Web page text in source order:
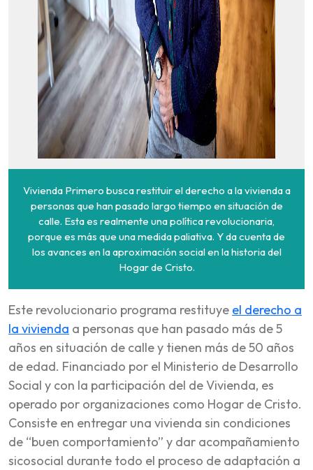
Vivienda Primero busca restituir el derecho a la vivienda a
personas que han pasado largo tiempo en situación de
calle. Esta es realmente una política revolucionaria,
porque es más que una medida paliativa. Y da cuenta de
los avances en la aproximación social en la historia del
Hogar de Cristo.
Este revolucionario programa restituye el derecho a
la vivienda a personas que han pasado más de 5
años en situación de calle y tienen más de 50 años
de edad. Financiado por el Ministerio de Desarrollo
Social y con la participación del de Vivienda, es
operado por organizaciones como Hogar de Cristo.
Consiste en entregar una vivienda sin condiciones
de “buen comportamiento” y dar acompañamiento
sicosocial durante todo el proceso de adaptación a